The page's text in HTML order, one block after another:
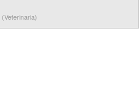
(Veterinaria)